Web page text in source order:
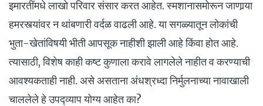
इमारतींमधे लाखो परिवार संसार करत आहेत. स्मशानासमोरून जाणार्‍या
हमरस्त्यांवर न थांबणारी वर्दळ वाढली आहे. या सगळ्यातून लोकांची
भुता-खेतांविषयी भीती आपसूक नाहीशी झाली आहे किंवा होत आहे.
त्यासाठी, विशेष काही कष्ट कुणाला करावे लागलेले नाहीत व करण्याची
आवश्यकताही नाही. असे असताना अंधश्रध्दा निर्मुलनाच्या नावाखाली
चाललेले हे उपद्व्याप योग्य आहेत का?